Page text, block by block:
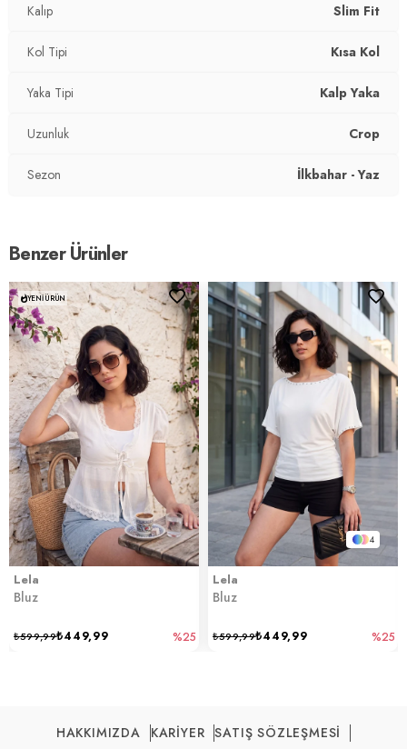
2DY5865601.147
Kalıp Slim Fit
Kol Tipi Kısa Kol
Yaka Tipi Kalp Yaka
Uzunluk Crop
Sezon İlkbahar - Yaz
Benzer Ürünler
Lela
Bluz
₺449,99
₺599,99 %25
YENI ÜRÜN
4
Lela
Bluz
₺449,99
₺599,99 %25
HAKKIMIZDA KARİYER SATIŞ SÖZLEŞMESİ